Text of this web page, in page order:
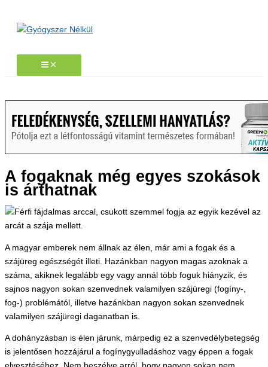
A fogaknak még egyes szokások
is árthatnak
A magyar emberek nem állnak az élen, már ami a fogak és a
szájüreg egészségét illeti. Hazánkban nagyon magas azoknak a
száma, akiknek legalább egy vagy annál több foguk hiányzik, és
sajnos nagyon sokan szenvednek valamilyen szájüregi (fogíny-,
fog-) problémától, illetve hazánkban nagyon sokan szenvednek
valamilyen szájüregi daganatban is.
A dohányzásban is élen járunk, márpedig ez a szenvedélybetegség
is jelentősen hozzájárul a fogínygyulladáshoz vagy éppen a fogak